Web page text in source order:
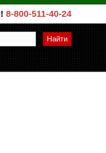
8-800-511-40-24
Найти